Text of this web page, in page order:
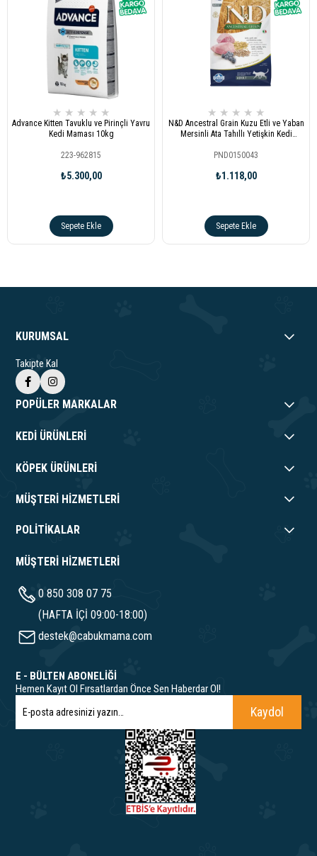
★ ★ ★ ★ ★
Advance Kitten Tavuklu ve Pirinçli Yavru
Kedi Maması 10kg
223-962815
₺5.300,00
Sepete Ekle
★ ★ ★ ★ ★
N&D Ancestral Grain Kuzu Etli ve Yaban
Mersinli Ata Tahıllı Yetişkin Kedi
PND0150043
₺1.118,00
Sepete Ekle
KURUMSAL
Takipte Kal
POPÜLER MARKALAR
KEDİ ÜRÜNLERİ
KÖPEK ÜRÜNLERİ
MÜŞTERİ HİZMETLERİ
POLİTİKALAR
MÜŞTERİ HİZMETLERİ
0 850 308 07 75
(HAFTA İÇİ 09:00-18:00)
destek@cabukmama.com
E - BÜLTEN ABONELİĞİ
Hemen Kayıt Ol Fırsatlardan Önce Sen Haberdar Ol!
Kaydol